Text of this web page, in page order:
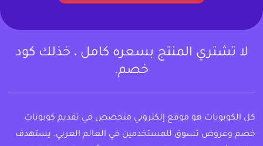
لا تشتري المنتج بسعره كامل ، خذلك كود
خصم.
كل الكوبونات هو موقع إلكتروني متخصص في تقديم كوبونات
خصم وعروض تسوق للمستخدمين في العالم العربي. يستهدف